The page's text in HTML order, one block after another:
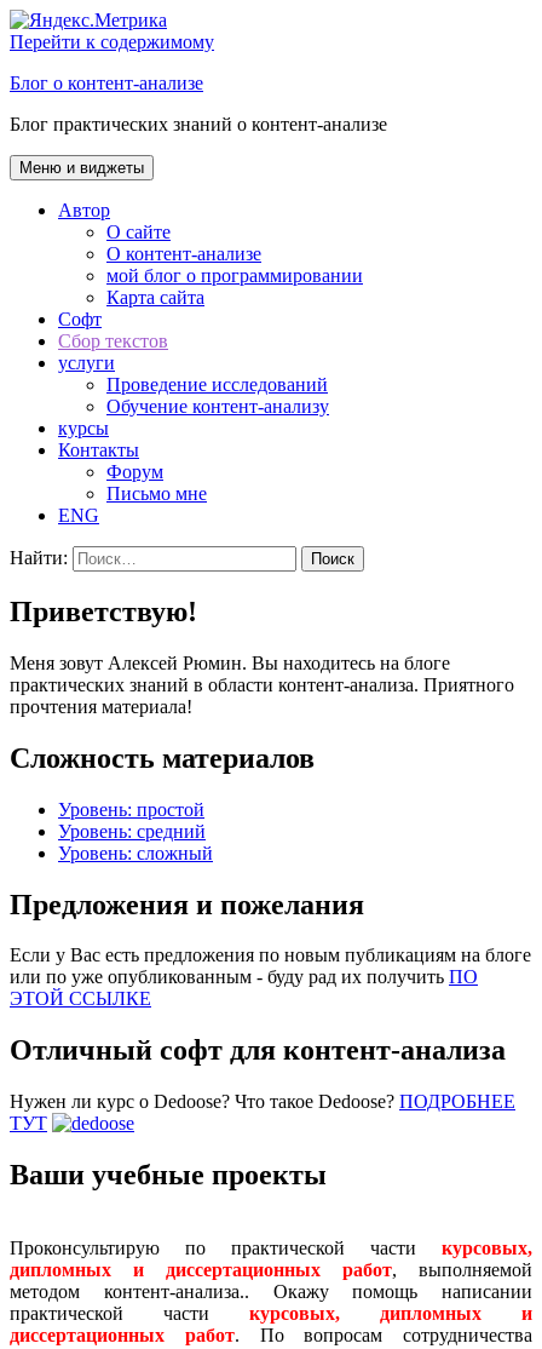
Перейти к содержимому
Блог о контент-анализе
Блог практических знаний о контент-анализе
Меню и виджеты
Автор
О сайте
О контент-анализе
мой блог о программировании
Карта сайта
Софт
Сбор текстов
услуги
Проведение исследований
Обучение контент-анализу
курсы
Контакты
Форум
Письмо мне
ENG
Найти:
Приветствую!
Меня зовут Алексей Рюмин. Вы находитесь на блоге
практических знаний в области контент-анализа. Приятного
прочтения материала!
Сложность материалов
Уровень: простой
Уровень: средний
Уровень: сложный
Предложения и пожелания
Если у Вас есть предложения по новым публикациям на блоге
или по уже опубликованным - буду рад их получить ПО
ЭТОЙ ССЫЛКЕ
Отличный софт для контент-анализа
Нужен ли курс о Dedoose? Что такое Dedoose? ПОДРОБНЕЕ
ТУТ
Ваши учебные проекты
Проконсультирую по практической части курсовых,
дипломных и диссертационных работ, выполняемой
методом контент-анализа.. Окажу помощь написании
практической части курсовых, дипломных и
диссертационных работ. По вопросам сотрудничества